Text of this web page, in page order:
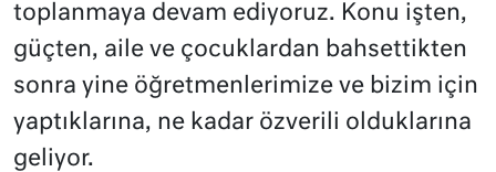
toplanmaya devam ediyoruz. Konu işten,
güçten, aile ve çocuklardan bahsettikten
sonra yine öğretmenlerimize ve bizim için
yaptıklarına, ne kadar özverili olduklarına
geliyor.